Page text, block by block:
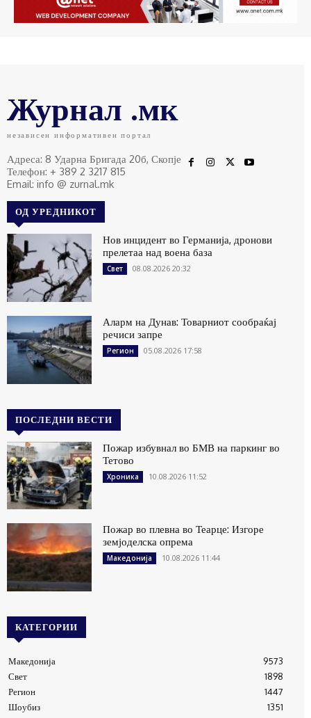
Журнал .мк
независен информативен портал
Адреса: 8 Ударна Бригада 20б, Скопје
Телефон: + 389 2 3217 815
Email: info @ zurnal.mk
ОД УРЕДНИКОТ
Нов инцидент во Германија, дронови
прелетаа над воена база
Свет 08.08.2026 20:32
Аларм на Дунав: Товарниот сообраќај
речиси запре
Регион 05.08.2026 17:58
ПОСЛЕДНИ ВЕСТИ
Пожар избувнал во БМВ на паркинг во
Тетово
Хроника 10.08.2026 11:52
Пожар во плевна во Теарце: Изгоре
земјоделска опрема
Македонија 10.08.2026 11:44
КАТЕГОРИИ
Македонија
9573
Свет
1898
Регион
1447
Шоубиз
1351